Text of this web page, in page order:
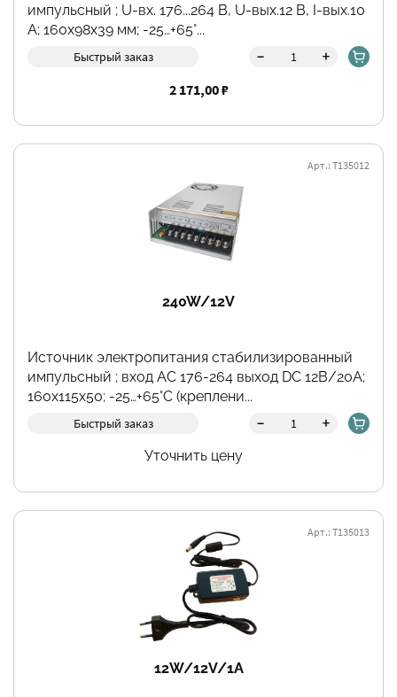
импульсный ; U-вх. 176...264 В, U-вых.12 В, I-вых.10
А; 160х98х39 мм; -25…+65°...
Быстрый заказ - +
2 171,00 ₽
240W/12V
Арт.: Т135012
Источник электропитания стабилизированный
импульсный ; вход АС 176-264 выход DC 12В/20А;
160х115х50; -25…+65°C (креплени...
Быстрый заказ - +
Уточнить цену
12W/12V/1A
Арт.: Т135013